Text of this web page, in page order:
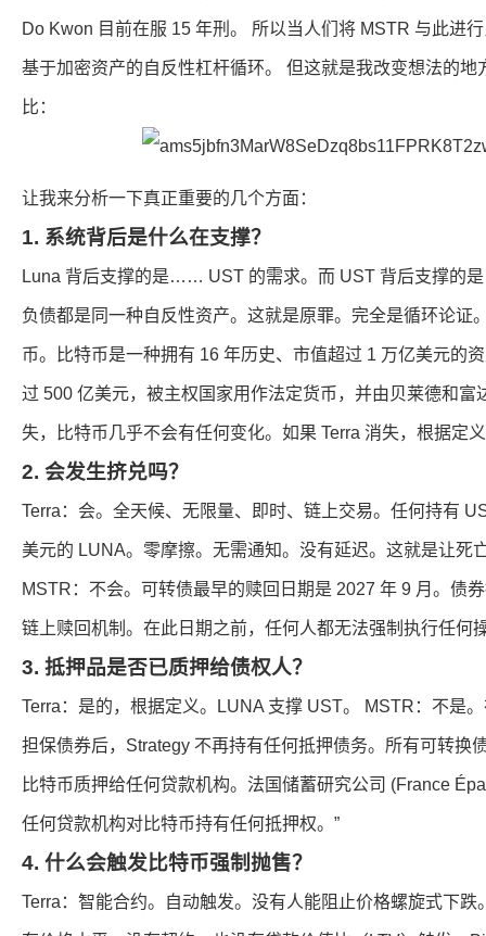
Do Kwon 目前在服 15 年刑。 所以当人们将 MSTR 与此
基于加密资产的自反性杠杆循环。 但这就是我改变想法的地
比：
让我来分析一下真正重要的几个方面：
1. 系统背后是什么在支撑？
Luna 背后支撑的是…… UST 的需求。而 UST 背后支撑的
负债都是同一种自反性资产。这就是原罪。完全是循环论证
币。比特币是一种拥有 16 年历史、市值超过 1 万亿美元的
过 500 亿美元，被主权国家用作法定货币，并由贝莱德和富
失，比特币几乎不会有任何变化。如果 Terra 消失，根据定
2. 会发生挤兑吗？
Terra：会。全天候、无限量、即时、链上交易。任何持有
美元的 LUNA。零摩擦。无需通知。没有延迟。这就是让死
MSTR：不会。可转债最早的赎回日期是 2027 年 9 月。债
链上赎回机制。在此日期之前，任何人都无法强制执行任何
3. 抵押品是否已质押给债权人？
Terra：是的，根据定义。LUNA 支撑 UST。 MSTR：不是
担保债券后，Strategy 不再持有任何抵押债务。所有可转换
比特币质押给任何贷款机构。法国储蓄研究公司 (France
任何贷款机构对比特币持有任何抵押权。”
4. 什么会触发比特币强制抛售？
Terra：智能合约。自动触发。没有人能阻止价格螺旋式下